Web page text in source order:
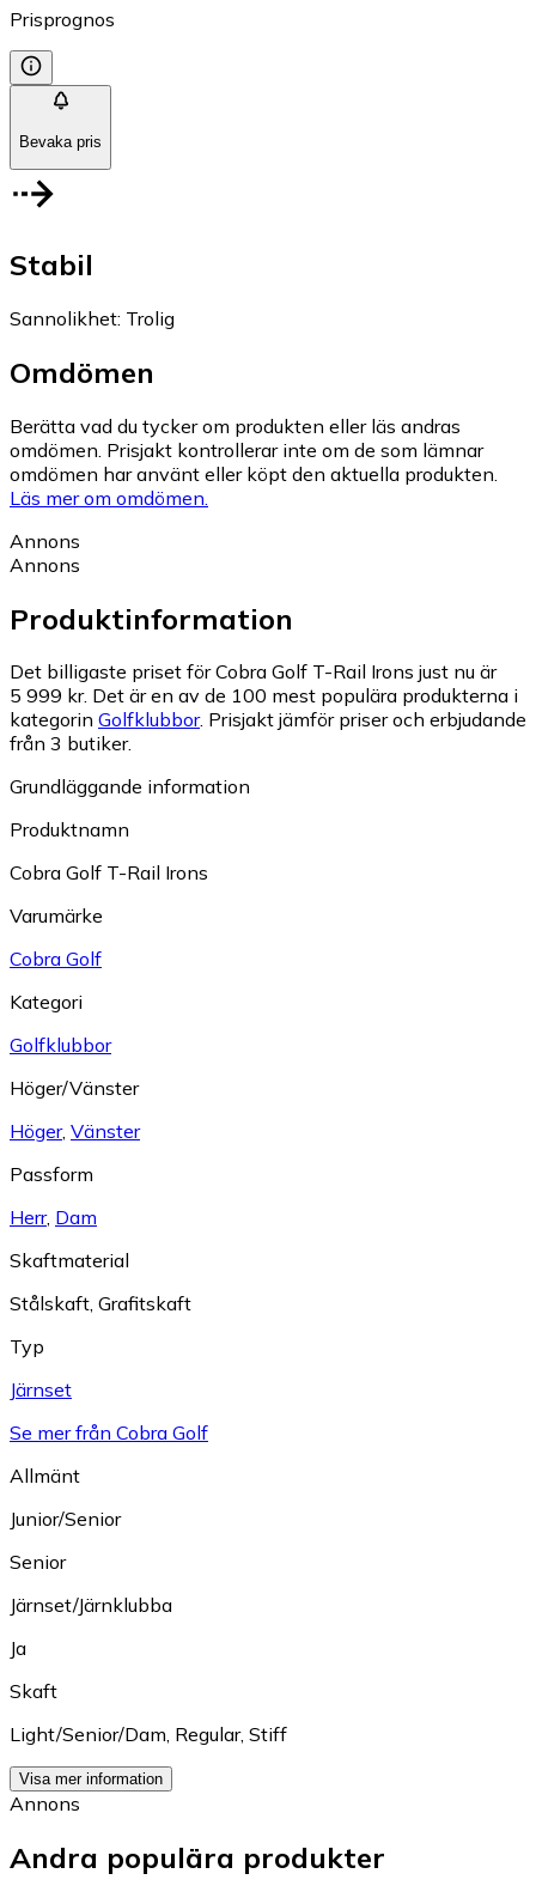
Prisprognos
Bevaka pris
Stabil
Sannolikhet: Trolig
Omdömen
Berätta vad du tycker om produkten eller läs andras
omdömen. Prisjakt kontrollerar inte om de som lämnar
omdömen har använt eller köpt den aktuella produkten.
Läs mer om omdömen.
Annons
Annons
Produktinformation
Det billigaste priset för Cobra Golf T-Rail Irons just nu är
5 999 kr. Det är en av de 100 mest populära produkterna i
kategorin Golfklubbor. Prisjakt jämför priser och erbjudande
från 3 butiker.
Grundläggande information
Produktnamn
Cobra Golf T-Rail Irons
Varumärke
Cobra Golf
Kategori
Golfklubbor
Höger/Vänster
Höger, Vänster
Passform
Herr, Dam
Skaftmaterial
Stålskaft, Grafitskaft
Typ
Järnset
Se mer från Cobra Golf
Allmänt
Junior/Senior
Senior
Järnset/Järnklubba
Ja
Skaft
Light/Senior/Dam, Regular, Stiff
Visa mer information
Annons
Andra populära produkter